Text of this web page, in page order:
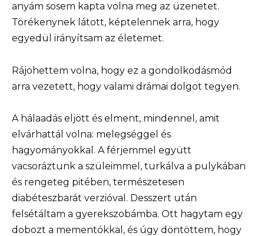
anyám sosem kapta volna meg az üzenetet.
Törékenynek látott, képtelennek arra, hogy
egyedül irányítsam az életemet.
Rájöhettem volna, hogy ez a gondolkodásmód
arra vezetett, hogy valami drámai dolgot tegyen.
A hálaadás eljött és elment, mindennel, amit
elvárhattál volna: melegséggel és
hagyományokkal. A férjemmel együtt
vacsoráztunk a szüleimmel, turkálva a pulykában
és rengeteg pitében, természetesen
diabéteszbarát verzióval. Desszert után
felsétáltam a gyerekszobámba. Ott hagytam egy
dobozt a mementókkal, és úgy döntöttem, hogy